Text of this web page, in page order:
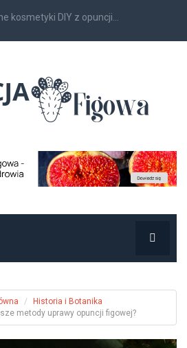
kosmetyki DIY z opuncji...
Historia i Botanika
metody uprawy opuncji figowej?